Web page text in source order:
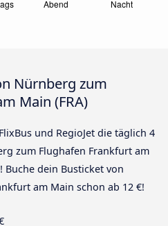
Nürnberg zum
Main (FRA)
und RegioJet die täglich 4
zum Flughafen Frankfurt am
dein Busticket von
am Main schon ab 12 €!